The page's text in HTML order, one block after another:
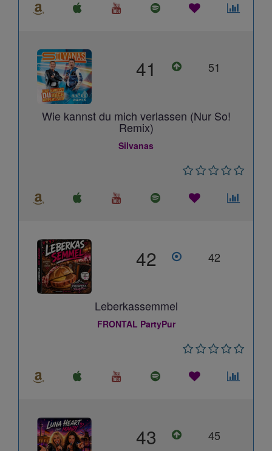
41 51
Wie kannst du mich verlassen (Nur So!
Remix)
Silvanas
42 42
Leberkassemmel
FRONTAL PartyPur
43 45